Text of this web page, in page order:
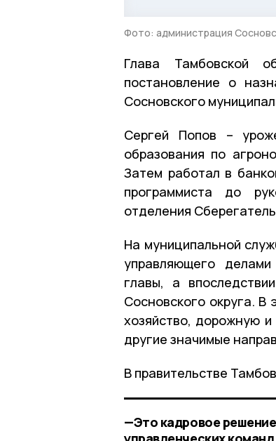
Фото: администрация
Глава Тамбовской
постановление о
Сосновского
Сергей Попов –
образования по
Затем работал в
программиста до
отделения
На муниципальной
управляющего
главы, а
Сосновского округа.
хозяйство, дорожную
другие значимые
В правительстве
—Это кадровое